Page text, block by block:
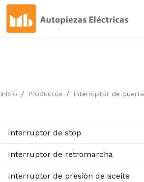
Inicio Productos Interruptor de puerta
Interruptor de stop
Interruptor de retromarcha
Interruptor de presión de aceite